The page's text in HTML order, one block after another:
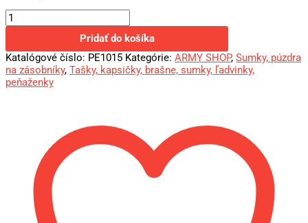
Pridať do košíka
Katalógové číslo: PE1015 Kategórie: ARMY SHOP, Sumky, púzdra
na zásobníky, Tašky, kapsičky, brašne, sumky, ľadvinky,
peňaženky